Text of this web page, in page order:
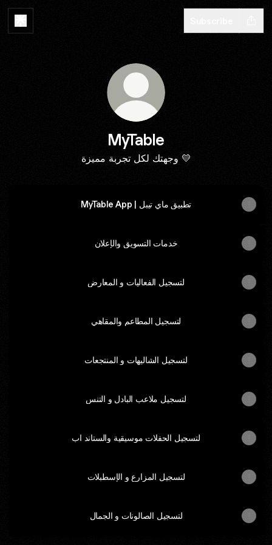
MyTable
وجهتك لكل تجربة مميزة 💛
MyTable App | تطبيق ماي تيبل
خدمات التسويق والإعلان
لتسجيل الفعاليات و المعارض
لتسجيل المطاعم والمقاهي
لتسجيل الشاليهات و المنتجعات
لتسجيل ملاعب البادل و التنس
لتسجيل الحفلات موسيقية والستاند اب
لتسجيل المزارع و الإسطبلات
لتسجيل الصالونات و الجمال